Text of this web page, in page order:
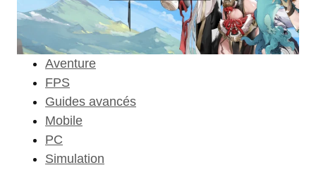
Aventure
FPS
Guides avancés
Mobile
PC
Simulation